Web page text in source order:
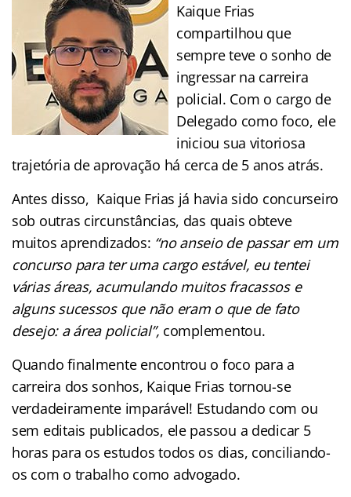
Kaique Frias
compartilhou que
sempre teve o sonho de
ingressar na carreira
policial. Com o cargo de
Delegado como foco, ele
iniciou sua vitoriosa
trajetória de aprovação há cerca de 5 anos atrás.
Antes disso, Kaique Frias já havia sido concurseiro
sob outras circunstâncias, das quais obteve
muitos aprendizados: “no anseio de passar em um
concurso para ter uma cargo estável, eu tentei
várias áreas, acumulando muitos fracassos e
alguns sucessos que não eram o que de fato
desejo: a área policial”, complementou.
Quando finalmente encontrou o foco para a
carreira dos sonhos, Kaique Frias tornou-se
verdadeiramente imparável! Estudando com ou
sem editais publicados, ele passou a dedicar 5
horas para os estudos todos os dias, conciliando-
os com o trabalho como advogado.